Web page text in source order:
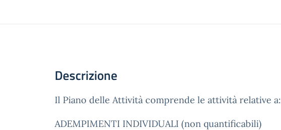
Descrizione
Il Piano delle Attività comprende le attività relative a:
ADEMPIMENTI INDIVIDUALI (non quantificabili)